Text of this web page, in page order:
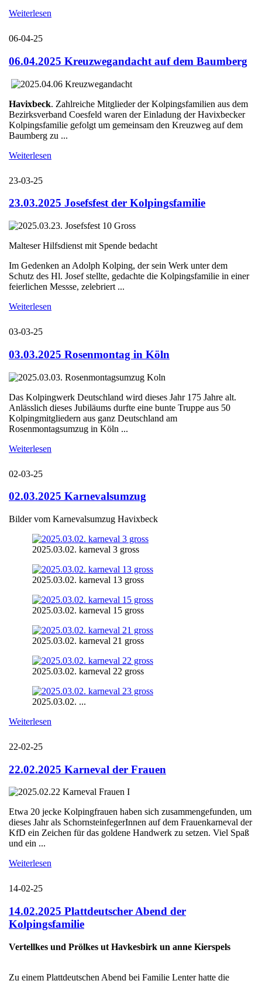
Weiterlesen
06-04-25
06.04.2025 Kreuzwegandacht auf dem Baumberg
Havixbeck. Zahlreiche Mitglieder der Kolpingsfamilien aus dem
Bezirksverband Coesfeld waren der Einladung der Havixbecker
Kolpingsfamilie gefolgt um gemeinsam den Kreuzweg auf dem
Baumberg zu ...
Weiterlesen
23-03-25
23.03.2025 Josefsfest der Kolpingsfamilie
Malteser Hilfsdienst mit Spende bedacht
Im Gedenken an Adolph Kolping, der sein Werk unter dem
Schutz des Hl. Josef stellte, gedachte die Kolpingsfamilie in einer
feierlichen Messse, zelebriert ...
Weiterlesen
03-03-25
03.03.2025 Rosenmontag in Köln
Das Kolpingwerk Deutschland wird dieses Jahr 175 Jahre alt.
Anlässlich dieses Jubiläums durfte eine bunte Truppe aus 50
Kolpingmitgliedern aus ganz Deutschland am
Rosenmontagsumzug in Köln ...
Weiterlesen
02-03-25
02.03.2025 Karnevalsumzug
Bilder vom Karnevalsumzug Havixbeck
2025.03.02. karneval 3 gross
2025.03.02. karneval 13 gross
2025.03.02. karneval 15 gross
2025.03.02. karneval 21 gross
2025.03.02. karneval 22 gross
2025.03.02. ...
Weiterlesen
22-02-25
22.02.2025 Karneval der Frauen
Etwa 20 jecke Kolpingfrauen haben sich zusammengefunden, um
dieses Jahr als SchornsteinfegerInnen auf dem Frauenkarneval der
KfD ein Zeichen für das goldene Handwerk zu setzen. Viel Spaß
und ein ...
Weiterlesen
14-02-25
14.02.2025 Plattdeutscher Abend der
Kolpingsfamilie
Vertellkes und Prölkes ut Havkesbirk un anne Kierspels
Zu einem Plattdeutschen Abend bei Familie Lenter hatte die